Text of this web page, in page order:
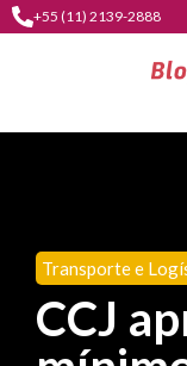
+55 (11) 2139-2888
contato
cultura
do
Agronegócio
psicultura
Transporte e
CCJ